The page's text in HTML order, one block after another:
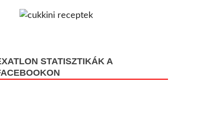
STATISZTIKÁK A